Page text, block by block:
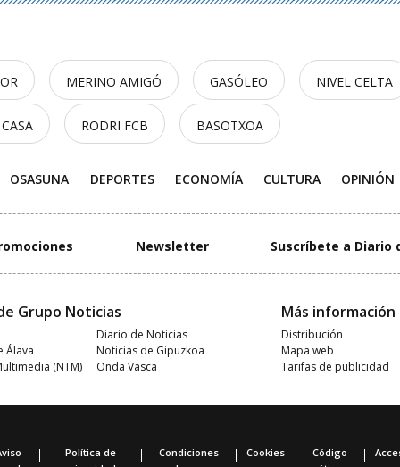
MERINO AMIGÓ GASÓLEO NIVEL CELTA
RODRI FCB BASOTXOA
OSASUNA DEPORTES ECONOMÍA CULTURA OPINIÓN
Newsletter Suscríbete a Diario
Grupo Noticias
Diario de Noticias
Álava
Noticias de Gipuzkoa
(NTM)
Onda Vasca
Más información
Distribución
Mapa web
Tarifas de publicidad
Política de
Condiciones
Cookies
Código